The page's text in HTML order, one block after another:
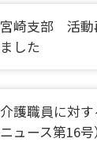
宮崎支部 活動
ました
介護職員に対
ニュース第16号）